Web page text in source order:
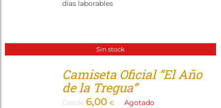
días laborables
Sin stock
Camiseta Oficial “El Año
de la Tregua”
Desde 6,00 € Agotado